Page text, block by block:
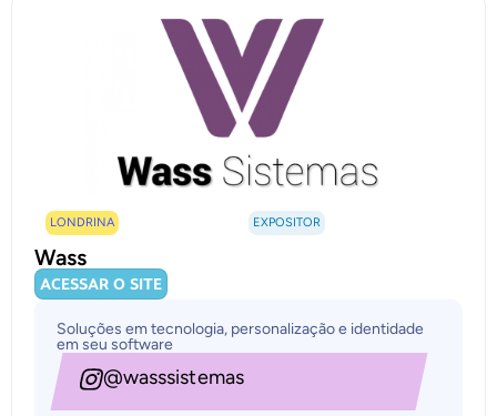
LONDRINA EXPOSITOR
Wass
ACESSAR O SITE
Soluções em tecnologia, personalização e identidade
em seu software
@wasssistemas